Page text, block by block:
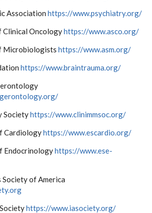
Association https://www.psychiatry.org/
Clinical Oncologyhttps://www.asco.org/
Microbiologists https://www.asm.org/
https://www.braintrauma.org/
Societyhttps://www.clinimmsoc.org/
Cardiologyhttps://www.escardio.org/
Endocrinologyhttps://www.ese-
of America
https://www.iasociety.org/